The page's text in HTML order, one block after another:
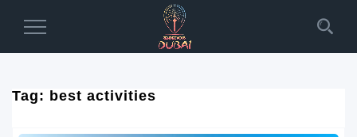
Toggle
Tag: best activities